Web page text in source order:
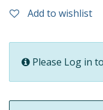
Add to wishlist
Please Log in